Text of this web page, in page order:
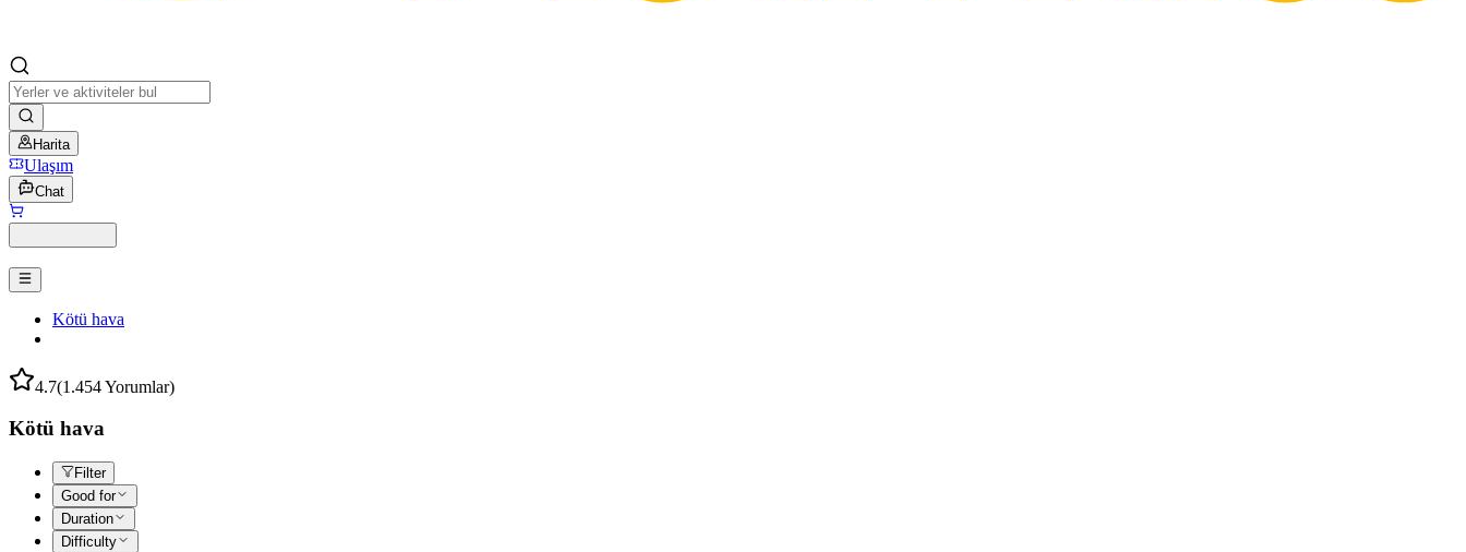
Harita
Ulaşım
Chat
Kötü hava
4.7(1.454 Yorumlar)
Kötü hava
Filter
Good for
Duration
Difficulty